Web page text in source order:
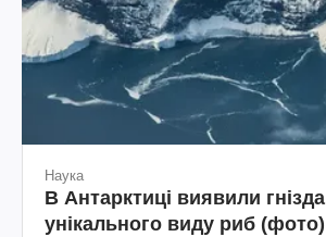
Наука
В Антарктиці виявили гнізда
унікального виду риб (фото)